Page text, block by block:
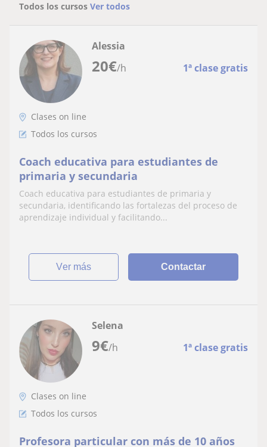
Todos los cursos Ver todos
20€/h 1ª clase gratis
Alessia
Clases on line
Todos los cursos
Coach educativa para estudiantes de
primaria y secundaria
Coach educativa para estudiantes de primaria y
secundaria, identificando las fortalezas del proceso de
aprendizaje individual y facilitando...
ver más Contactar
9€/h 1ª clase gratis
Selena
Clases on line
Todos los cursos
Profesora particular con más de 10 años